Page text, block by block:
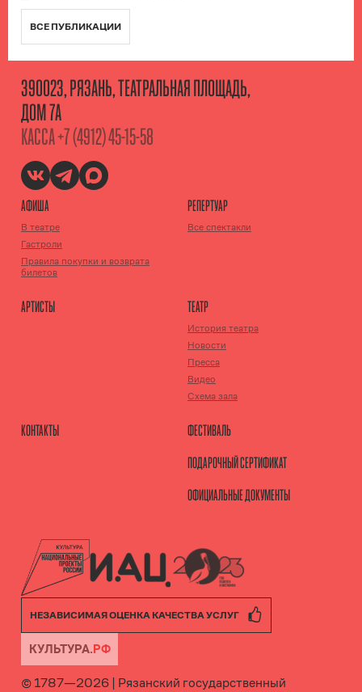
ВСЕ ПУБЛИКАЦИИ
390023, РЯЗАНЬ, ТЕАТРАЛЬНАЯ ПЛОЩАДЬ,
ДОМ 7А
КАССА+7 (4912) 45-15-58
АФИША
В театре
Гастроли
Правила покупки и возврата
билетов
РЕПЕРТУАР
Все спектакли
АРТИСТЫ ТЕАТР
История театра
Новости
Пресса
Видео
Схема зала
КОНТАКТЫ
ФЕСТИВАЛЬ
ПОДАРОЧНЫЙ СЕРТИФИКАТ
ОФИЦИАЛЬНЫЕ ДОКУМЕНТЫ
НЕЗАВИСИМАЯ ОЦЕНКА КАЧЕСТВА УСЛУГ
© 1787—2026
Рязанский государственный